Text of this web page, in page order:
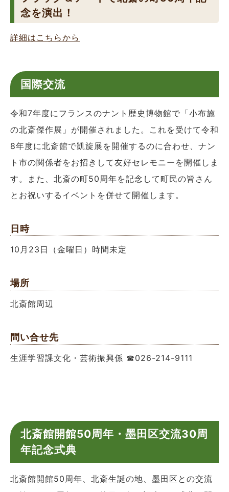
念を演出！
詳細はこちらから
国際交流
令和7年度にフランスのナント歴史博物館で「小布施
の北斎傑作展」が開催されました。これを受けて令和
8年度に北斎館で凱旋展を開催するのに合わせ、ナン
ト市の関係者をお招きして友好セレモニーを開催しま
す。また、北斎の町50周年を記念して町民の皆さん
とお祝いするイベントを併せて開催します。
日時
10月23日（金曜日）時間未定
場所
北斎館周辺
問い合せ先
生涯学習課文化・芸術振興係 ☎026-214-9111
北斎館開館50周年・墨田区交流30周
年記念式典
北斎館開館50周年、北斎生誕の地、墨田区との交流